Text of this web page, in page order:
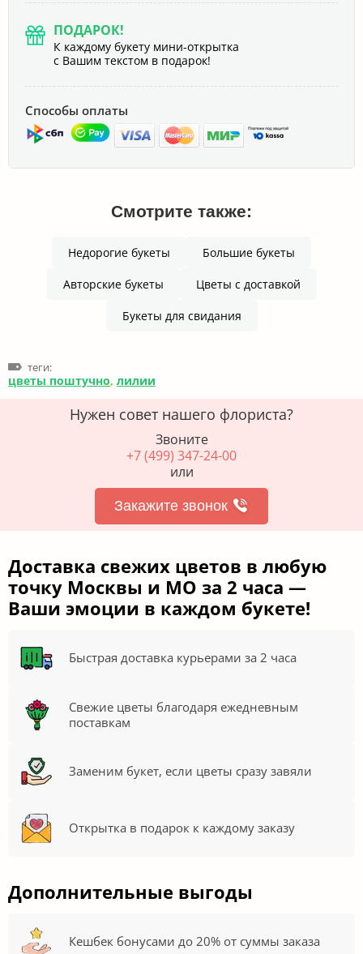
ПОДАРОК!
К каждому букету мини-открытка
с Вашим текстом в подарок!
Способы оплаты
Смотрите также:
Недорогие букеты Большие букеты
Авторские букеты Цветы с доставкой
Букеты для свидания
теги:
цветы поштучно, лилии
Нужен совет нашего флориста?
Звоните
+7 (499) 347-24-00
или
Закажите звонок
Доставка свежих цветов в любую
точку Москвы и МО за 2 часа —
Ваши эмоции в каждом букете!
Быстрая доставка курьерами за 2 часа
Свежие цветы благодаря ежедневным
поставкам
Заменим букет, если цветы сразу завяли
Открытка в подарок к каждому заказу
Дополнительные выгоды
Кешбек бонусами до 20% от суммы заказа